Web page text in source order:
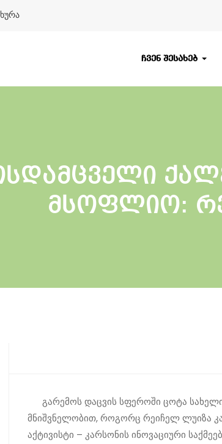
ᲩᲕᲔᲜ ᲨᲔᲡᲐᲮᲔᲑ
მსოფლიო:
გარემოს დაცვის სფეროში ცოტა
მნიშვნელობით, როგორც რეიჩელ ლუიზა
აქტივისტი – კარსონის ინოვაციური